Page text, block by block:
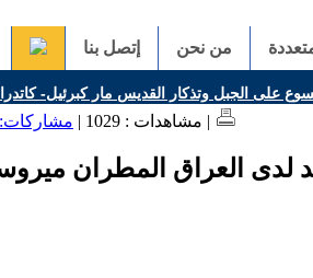
من نحن إتصل بنا
على الجبل وتذكار القديس مار كبرئيل-
| مشاهدات : 1029 | مشاركات: 0 | 2026-05-14 06:56:43 |
لدى العراق المطران